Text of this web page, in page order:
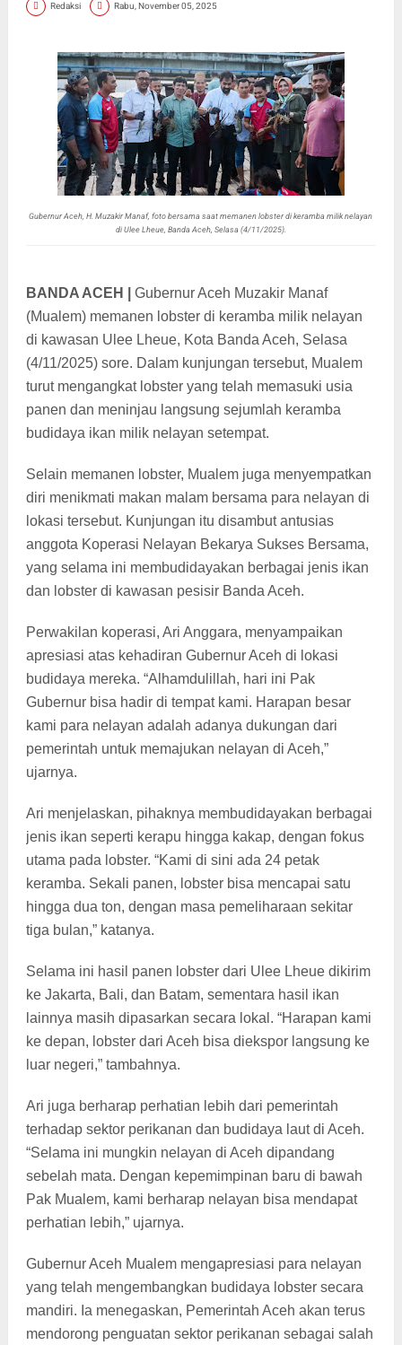
Redaksi Rabu, November 05, 2025
Gubernur Aceh, H. Muzakir Manaf, foto bersama saat memanen lobster di keramba milik nelayan
di Ulee Lheue, Banda Aceh, Selasa (4/11/2025).
BANDA ACEH |
Gubernur Aceh Muzakir Manaf
(Mualem) memanen lobster di keramba milik nelayan
di kawasan Ulee Lheue, Kota Banda Aceh, Selasa
(4/11/2025) sore. Dalam kunjungan tersebut, Mualem
turut mengangkat lobster yang telah memasuki usia
panen dan meninjau langsung sejumlah keramba
budidaya ikan milik nelayan setempat.
Selain memanen lobster, Mualem juga menyempatkan
diri menikmati makan malam bersama para nelayan di
lokasi tersebut. Kunjungan itu disambut antusias
anggota Koperasi Nelayan Bekarya Sukses Bersama,
yang selama ini membudidayakan berbagai jenis ikan
dan lobster di kawasan pesisir Banda Aceh.
Perwakilan koperasi, Ari Anggara, menyampaikan
apresiasi atas kehadiran Gubernur Aceh di lokasi
budidaya mereka. “Alhamdulillah, hari ini Pak
Gubernur bisa hadir di tempat kami. Harapan besar
kami para nelayan adalah adanya dukungan dari
pemerintah untuk memajukan nelayan di Aceh,”
ujarnya.
Ari menjelaskan, pihaknya membudidayakan berbagai
jenis ikan seperti kerapu hingga kakap, dengan fokus
utama pada lobster. “Kami di sini ada 24 petak
keramba. Sekali panen, lobster bisa mencapai satu
hingga dua ton, dengan masa pemeliharaan sekitar
tiga bulan,” katanya.
Selama ini hasil panen lobster dari Ulee Lheue dikirim
ke Jakarta, Bali, dan Batam, sementara hasil ikan
lainnya masih dipasarkan secara lokal. “Harapan kami
ke depan, lobster dari Aceh bisa diekspor langsung ke
luar negeri,” tambahnya.
Ari juga berharap perhatian lebih dari pemerintah
terhadap sektor perikanan dan budidaya laut di Aceh.
“Selama ini mungkin nelayan di Aceh dipandang
sebelah mata. Dengan kepemimpinan baru di bawah
Pak Mualem, kami berharap nelayan bisa mendapat
perhatian lebih,” ujarnya.
Gubernur Aceh Mualem mengapresiasi para nelayan
yang telah mengembangkan budidaya lobster secara
mandiri. Ia menegaskan, Pemerintah Aceh akan terus
mendorong penguatan sektor perikanan sebagai salah